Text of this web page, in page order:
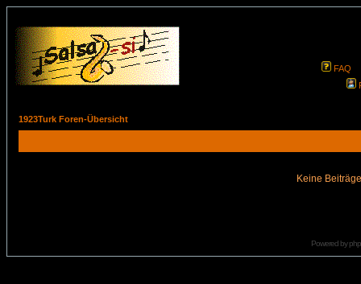
FAQ
1923Turk Foren-Übersicht
Keine
Powered by